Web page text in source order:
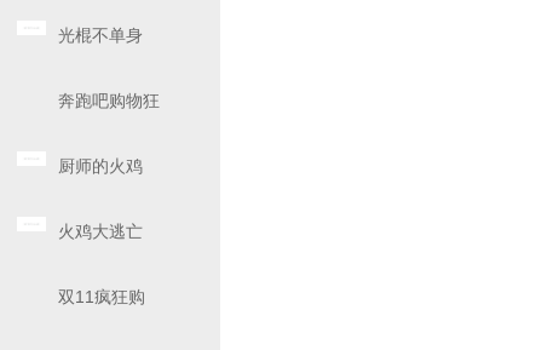
光棍不单身
奔跑吧购物狂
厨师的火鸡
火鸡大逃亡
双11疯狂购